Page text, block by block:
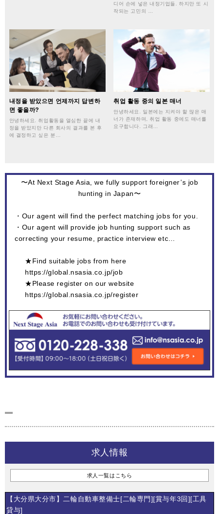
디어 손에 넣은 내정기업들. 하지만 또 시
작되는 고민의 …
내정을 받았으면 언제까지 답변하
면 좋을까?
안녕하세요. 취업활동을 열심한 끝에 내
정을 받았지만 다른 회사의 결과를 본 후
에 결정하고 싶은 분…
취업 활동 중의 일본 매너
안녕하세요. 일본에는 지켜야 할 많은 매
너가 존재하며, 취업 활동 중에도 매너를
요구합니다. 그래…
〜At Next Stage Asia, we fully support foreigner’s job
hunting in Japan〜
・Our agent will find the perfect matching jobs for you.
・Our agent will provide job hunting support such as
correcting your resume, practice interview etc…
★Find suitable jobs from here
https://global.nsasia.co.jp/job
★Please register on our website
https://global.nsasia.co.jp/register
求人情報
求人一覧はこちら
【大分県大分市】二輪自動車整備士[二輪専門][賞与年3回][工具
貸与]